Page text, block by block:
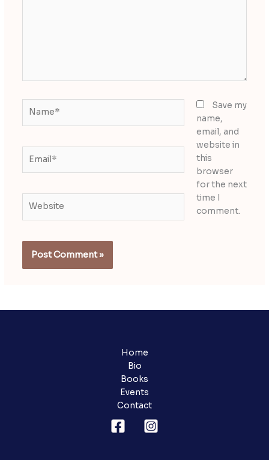
Save my
name,
email, and
website in
this
browser
for the next
time I
comment.
Home
Bio
Books
Events
Contact